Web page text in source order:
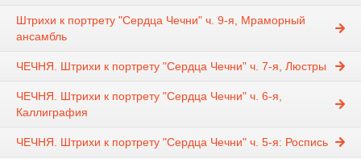
Штрихи к портрету "Сердца Чечни" ч. 9-я, Мраморный
ансамбль
ЧЕЧНЯ. Штрихи к портрету "Сердца Чечни" ч. 7-я, Люстры
ЧЕЧНЯ. Штрихи к портрету "Сердца Чечни" ч. 6-я,
Каллиграфия
ЧЕЧНЯ. Штрихи к портрету "Сердца Чечни" ч. 5-я: Роспись